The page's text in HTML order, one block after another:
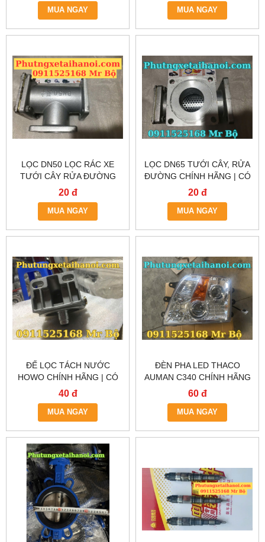
MUA NGAY MUA NGAY
LỌC DN50 LỌC RÁC XE
TƯỚI CÂY RỬA ĐƯỜNG
CHẤT LƯỢNG CAO – GIAO
20 đ
MUA NGAY
LỌC DN65 TƯỚI CÂY, RỬA
ĐƯỜNG CHÍNH HÃNG | CÓ
SẴN TẠI HÀ NỘI & TP.HCM
20 đ
MUA NGAY
ĐẾ LỌC TÁCH NƯỚC
HOWO CHÍNH HÃNG | CÓ
SẴN TẠI HÀ NỘI & TP.HCM
40 đ
MUA NGAY
ĐÈN PHA LED THACO
AUMAN C340 CHÍNH HÃNG
– GIAO NHANH TẠI HÀ NỘI
60 đ
MUA NGAY